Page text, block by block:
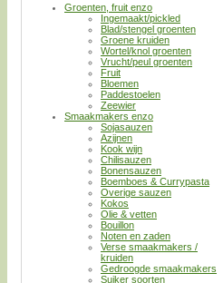
Groenten, fruit enzo
Ingemaakt/pickled
Blad/stengel groenten
Groene kruiden
Wortel/knol groenten
Vrucht/peul groenten
Fruit
Bloemen
Paddestoelen
Zeewier
Smaakmakers enzo
Sojasauzen
Azijnen
Kook wijn
Chilisauzen
Bonensauzen
Boemboes & Currypasta
Overige sauzen
Kokos
Olie & vetten
Bouillon
Noten en zaden
Verse smaakmakers /
kruiden
Gedroogde smaakmakers
Suiker soorten